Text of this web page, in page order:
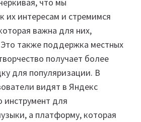
их интересам и стремимся
важна для них,
также поддержка местных
получает более
для популяризации. В
видят в Яндекс
инструмент для
а платформу, которая